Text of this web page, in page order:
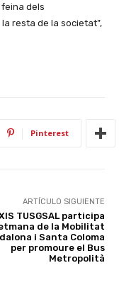
dels
resta de la societat”,
Pinterest
ARTÍCULO SIGUIENTE
TUSGSAL participa
de la Mobilitat
i Santa Coloma
per promoure el Bus
Metropolità